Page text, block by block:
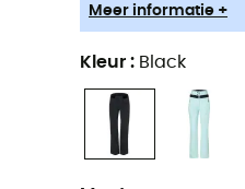
Meer informatie +
Kleur : Black